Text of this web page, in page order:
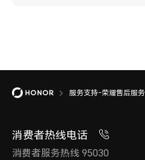
服务支持-荣耀售后服
消费者热线电话
消费者服务热线 95030